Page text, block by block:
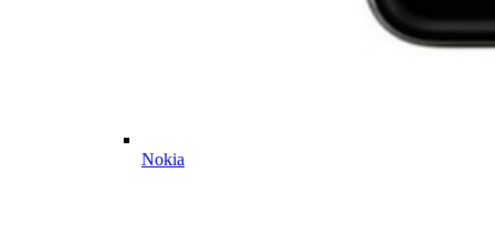
Nokia